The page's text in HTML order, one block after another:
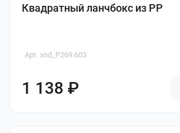
Квадратный ланчбокс из PP
Арт. xnd_P269.603
1 138 ₽